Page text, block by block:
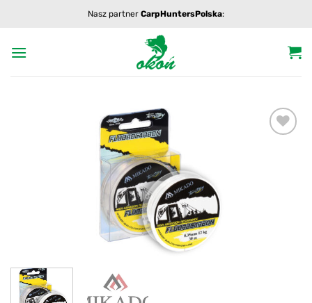
Nasz partner CarpHuntersPolska: